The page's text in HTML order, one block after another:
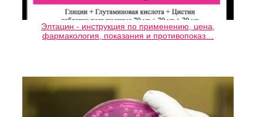
Элтацин - инструкция по применению, цена,
фармакология, показания и противопоказ…